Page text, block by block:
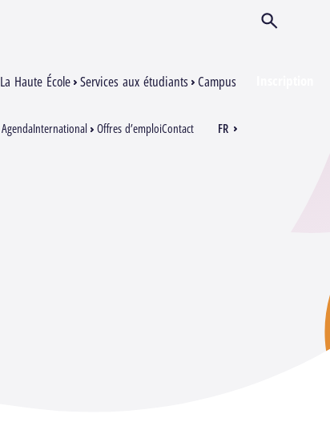
La Haute École Services aux étudiants Campus
AgendaInternational Offres d’emploiContact
FR
Ouvrir/